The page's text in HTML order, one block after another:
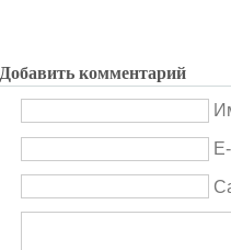
Добавить комментарий